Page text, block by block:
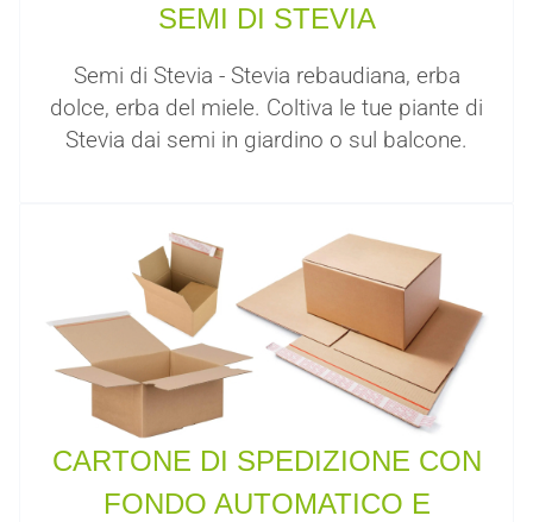
SEMI DI STEVIA
Semi di Stevia - Stevia rebaudiana, erba
dolce, erba del miele. Coltiva le tue piante di
Stevia dai semi in giardino o sul balcone.
CARTONE DI SPEDIZIONE CON
FONDO AUTOMATICO E